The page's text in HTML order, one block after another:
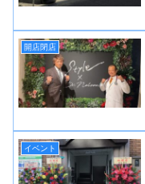
開店閉店
イベント